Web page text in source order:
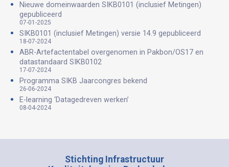
Nieuwe domeinwaarden SIKB0101 (inclusief Metingen)
gepubliceerd
07-01-2025
SIKB0101 (inclusief Metingen) versie 14.9 gepubliceerd
18-07-2024
ABR-Artefactentabel overgenomen in Pakbon/OS17 en
datastandaard SIKB0102
17-07-2024
Programma SIKB Jaarcongres bekend
26-06-2024
E-learning ‘Datagedreven werken’
08-04-2024
Stichting Infrastructuur